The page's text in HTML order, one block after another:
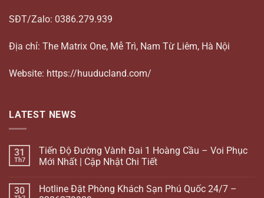
SĐT/Zalo: 0386.279.939
Địa chỉ: The Matrix One, Mễ Trì, Nam Từ Liêm, Hà Nội
Website: https://huuducland.com/
LATEST NEWS
31
Th7
Tiến Độ Đường Vành Đai 1 Hoàng Cầu – Voi Phục
Mới Nhất | Cập Nhật Chi Tiết
30
Hotline Đặt Phòng Khách Sạn Phú Quốc 24/7 –